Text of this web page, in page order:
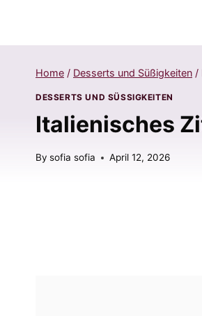
Home / Desserts und Süßigkeiten /
DESSERTS UND SÜSSIGKEITEN
Italienisches
By sofia sofia April 12, 2026